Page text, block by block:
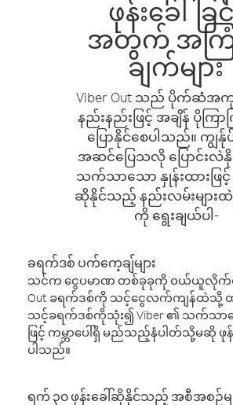
ဖုန်းခေါ်ခြ
အတွက် အကြံ
ချက်များ
Viber Out သည် ပိုက်ဆံအ
နည်းနည်းဖြင့် အချိန် ပိုကြာ
ပြောနိုင်စေပါသည်။ ကျွ
အဆင်ပြေသလို ပြောင်းလဲနို
သက်သာသော နှုန်းထားဖြင့်
ဆိုနိုင်သည့် နည်းလမ်းများ
ကို ရွေးချယ်ပါ-
ခရက်ဒစ် ပက်ကေ့ချ်များ
သင်က ငွေပမာဏ တစ်ခုခုကို ဝယ်ယူလိုက်သ
Out ခရက်ဒစ်ကို သင့်ငွေလက်ကျန်ထဲသို့
သင့်ခရက်ဒစ်ကိုသုံး၍ Viber ၏ သက်သာသေ
ဖြင့် ကမ္ဘာပေါ်ရှိ မည်သည့်နံပါတ်သို့မဆို ဖုန်
ပါသည်။
ရက် ၃၀ ဖုန်းခေါ်ဆိုနိုင်သည့် အစီအစဉ်မျ